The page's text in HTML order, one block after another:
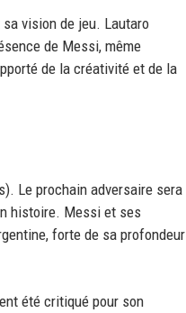
vision de jeu. Lautaro
de Messi, même
de la créativité et de la
Le prochain adversaire sera
histoire. Messi et ses
forte de sa profondeur
été critiqué pour son